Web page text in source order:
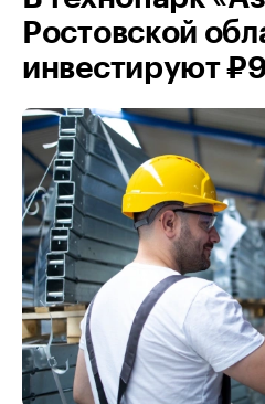
Ростовской
инвестируют